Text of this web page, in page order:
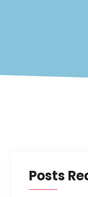
Posts